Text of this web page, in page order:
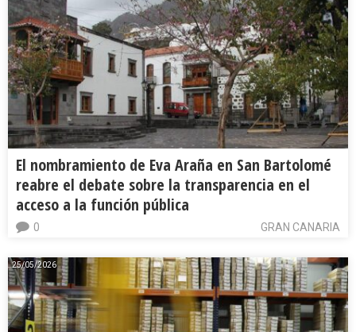
El nombramiento de Eva Araña en San Bartolomé
reabre el debate sobre la transparencia en el
acceso a la función pública
GRAN CANARIA
0
25/05/2026